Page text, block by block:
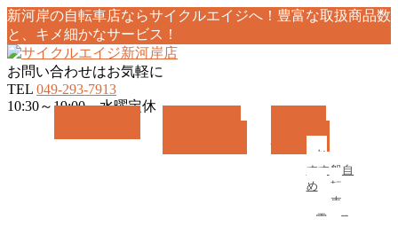
新河岸の自転車店ならサイクルエイジへ！豊富な取扱商品数
と、キメ細かなサービス！
お問い合わせはお気軽に
TEL 049-293-7913
10:30～19:00 水曜定休
BICYCLE
お
すす
め
般自
転
車
電
ス